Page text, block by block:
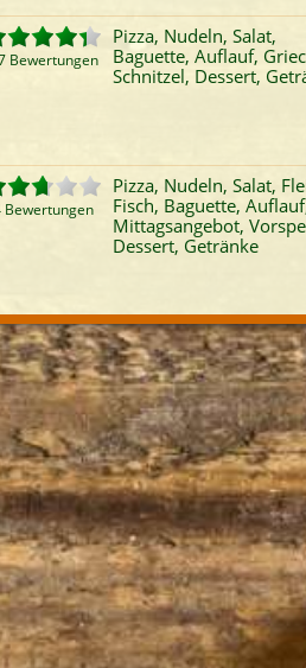
Bewertungen
Pizza, Nudeln, Salat,
Baguette, Auflauf,
Schnitzel, Dessert,
Bewertungen
Pizza, Nudeln, Salat,
Fisch, Baguette,
Mittagsangebot,
Dessert, Getränke